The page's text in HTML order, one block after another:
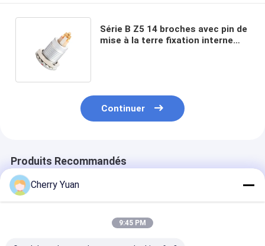
Série B Z5 14 broches avec pin de
mise à la terre fixation interne
Continuer
Produits Recommandés
Cherry Yuan
9:45 PM